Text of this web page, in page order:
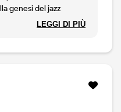
genesi del jazz
ha infranto i
a Coleman e Don
e la possibilità di
LEGGI DI PIÙ